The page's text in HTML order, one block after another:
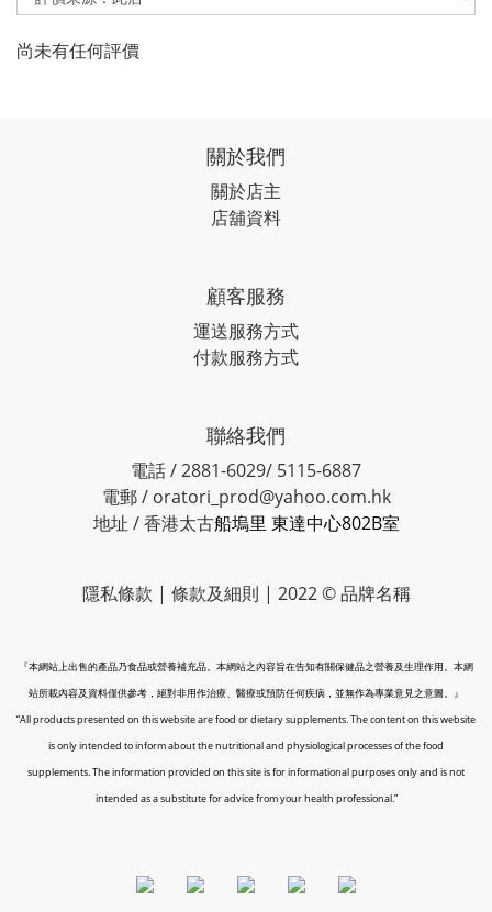
尚未有任何評價
關於我們
關於店主
店舖資料
顧客服務
運送服務方式
付款服務方式
聯絡我們
電話 / 2881-6029/ 5115-6887
電郵 / oratori_prod@yahoo.com.hk
地址 / 香港太古船塢里 東達中心802B室
隱私條款 | 條款及細則 | 2022 © 品牌名稱
『本網站上出售的產品乃食品或營養補充品。本網站之內容旨在告知有關保健品之營養及生理作用。本網
站所載內容及資料僅供參考，絕對非用作治療、醫療或預防任何疾病，並無作為專業意見之意圖。』
“All products presented on this website are food or dietary supplements. The content on this website
is only intended to inform about the nutritional and physiological processes of the food
supplements. The information provided on this site is for informational purposes only and is not
intended as a substitute for advice from your health professional.”